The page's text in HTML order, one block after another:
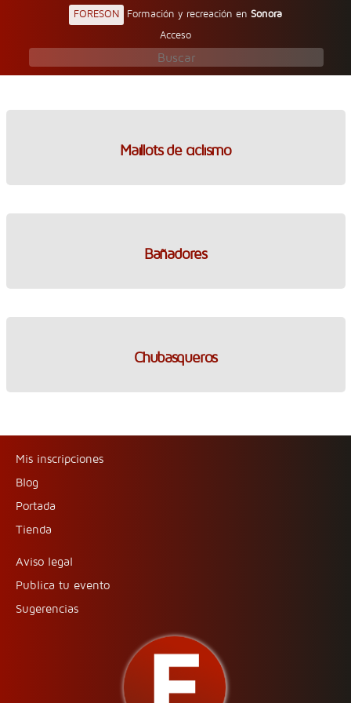
FORESON Formación y recreación en Sonora
Acceso
Maillots de ciclismo
Bañadores
Chubasqueros
Mis inscripciones
Blog
Portada
Tienda
Aviso legal
Publica tu evento
Sugerencias